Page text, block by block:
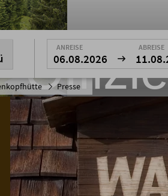
Presse
ANREISE
06.08.2026
ABREISE
und Bilder